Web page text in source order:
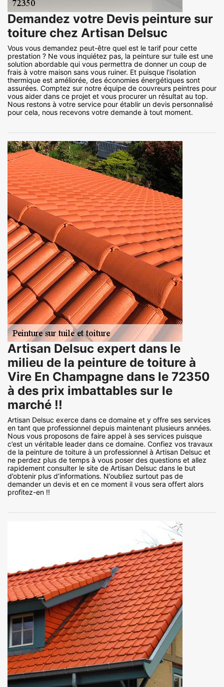
Demandez votre Devis peinture sur
toiture chez Artisan Delsuc
Vous vous demandez peut-être quel est le tarif pour cette
prestation ? Ne vous inquiétez pas, la peinture sur tuile est une
solution abordable qui vous permettra de donner un coup de
frais à votre maison sans vous ruiner. Et puisque l'isolation
thermique est améliorée, des économies énergétiques sont
assurées. Comptez sur notre équipe de couvreurs peintres pour
vous aider dans ce projet et vous procurer un résultat au top.
Nous restons à votre service pour établir un devis personnalisé
pour cela, nous recevons votre demande à tout moment.
Artisan Delsuc expert dans le
milieu de la peinture de toiture à
Vire En Champagne dans le 72350
à des prix imbattables sur le
marché !!
Artisan Delsuc exerce dans ce domaine et y offre ses services
en tant que professionnel depuis maintenant plusieurs années.
Nous vous proposons de faire appel à ses services puisque
c’est un véritable leader dans ce domaine. Confiez vos travaux
de la peinture de toiture à un professionnel à Artisan Delsuc et
ne perdez plus de temps à vous poser des questions et allez
rapidement consulter le site de Artisan Delsuc dans le but
d’obtenir plus d’informations. N’oubliez surtout pas de
demander un devis et en ce moment il vous sera offert alors
profitez-en !!